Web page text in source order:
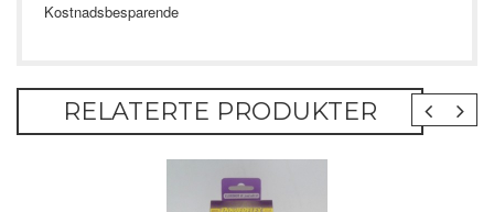
Kostnadsbesparende
RELATERTE PRODUKTER